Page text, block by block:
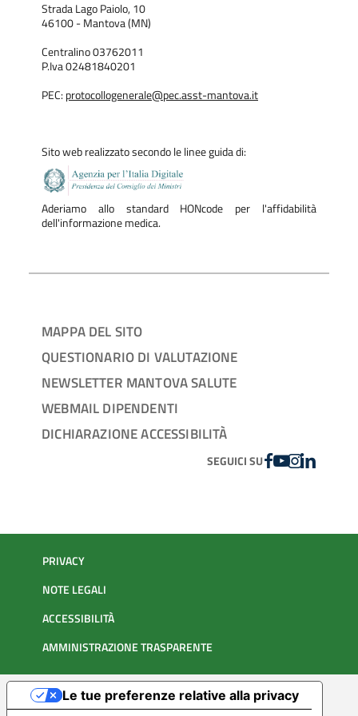
Strada Lago Paiolo, 10
46100 - Mantova (MN)
Centralino 03762011
P.Iva 02481840201
PEC: protocollogenerale@pec.asst-mantova.it
Sito web realizzato secondo le linee guida di:
Aderiamo allo standard HONcode per l'affidabilità
dell'informazione medica.
MAPPA DEL SITO
QUESTIONARIO DI VALUTAZIONE
NEWSLETTER MANTOVA SALUTE
WEBMAIL DIPENDENTI
DICHIARAZIONE ACCESSIBILITÀ
SEGUICI SUFACEBOOK
YOUTUBE
INSTAGRAM
LINKEDIN
PRIVACY
NOTE LEGALI
ACCESSIBILITÀ
AMMINISTRAZIONE TRASPARENTE
Le tue preferenze relative alla privacy